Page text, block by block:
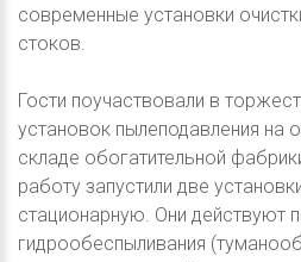
современные установки
стоков.
Гости поучаствовали в
установок пылеподавления на
складе обогатительной
работу запустили две
стационарную. Они действуют
гидрообеспыливания